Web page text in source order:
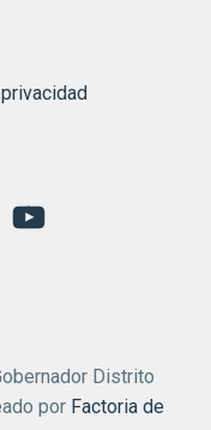
YouTube
Distrito
por Factoria de